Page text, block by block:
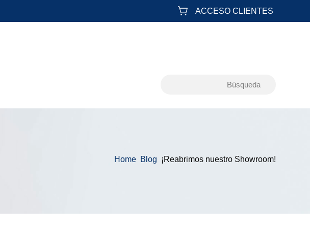
ACCESO CLIENTES
Home &#x39;
Blog &#x39;
¡Reabrimos nuestro Showroom!